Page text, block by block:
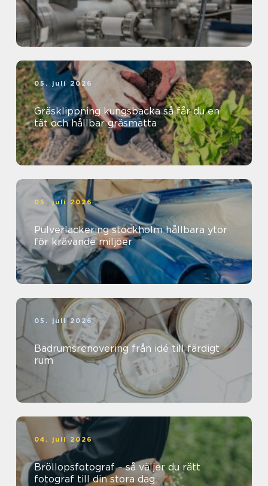
05. juli 2026
Gräsklippning kungsbacka så får du en
tät och hållbar gräsmatta
05. juli 2026
Pulverlackering stockholm hållbara ytor
för krävande miljöer
05. juli 2026
Badrumsrenovering från idé till färdigt
rum
04. juli 2026
Bröllopsfotograf – så väljer du rätt
fotograf till din stora dag